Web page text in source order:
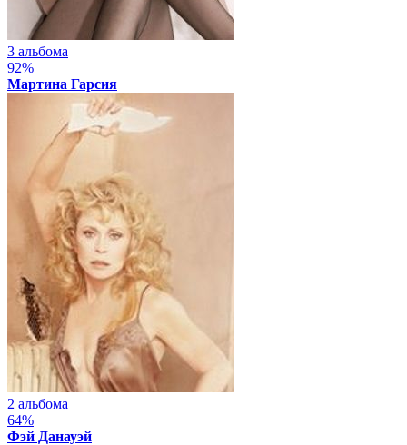
3 альбома
92%
Мартина Гарсия
2 альбома
64%
Фэй Данауэй